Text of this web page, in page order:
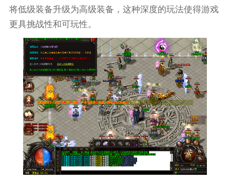
将低级装备升级为高级装备，这种深度的玩法使得游戏
更具挑战性和可玩性。